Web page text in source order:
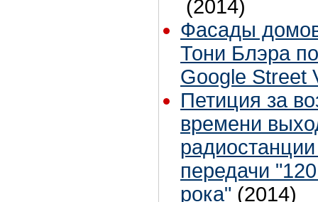
(2014)
Фасады
Тони Блэра
Google Street
Петиция за
времени
передачи
рока" (2014)